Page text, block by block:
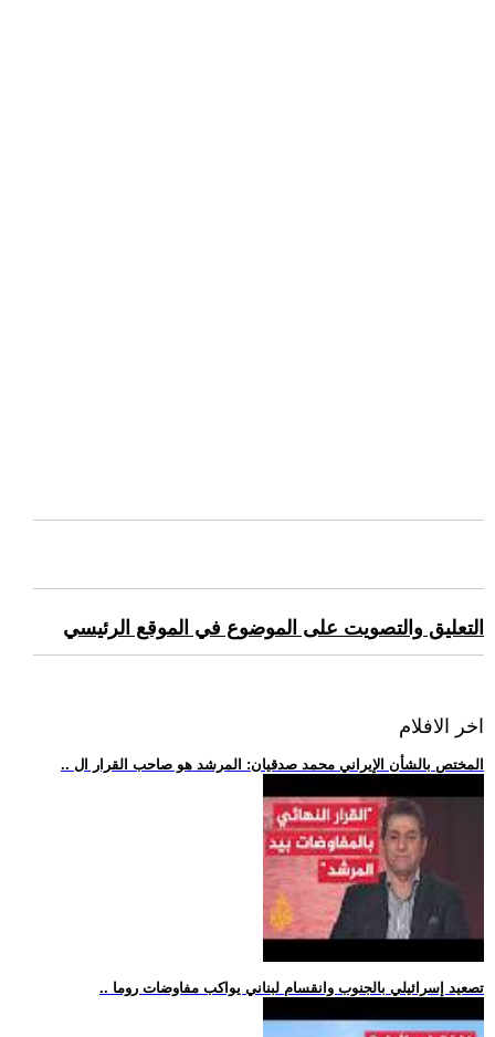
التعليق والتصويت على الموضوع في الموقع الرئيسي
اخر الافلام
.. المختص بالشأن الإيراني محمد صدقيان: المرشد هو صاحب القرار ال
.. تصعيد إسرائيلي بالجنوب وانقسام لبناني يواكب مفاوضات روما